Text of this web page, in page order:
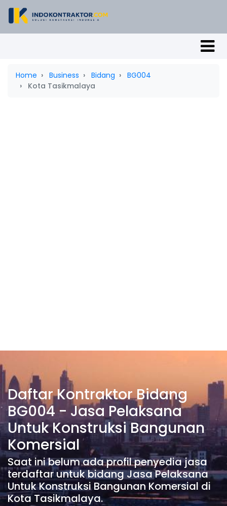
Home Business Bidang
BG004
Kota Tasikmalaya
Daftar Kontraktor Bidang
BG004 - Jasa Pelaksana
Untuk Konstruksi Bangunan
Komersial
Saat ini belum ada profil penyedia jasa
terdaftar untuk bidang Jasa Pelaksana
Untuk Konstruksi Bangunan Komersial di
Kota Tasikmalaya.